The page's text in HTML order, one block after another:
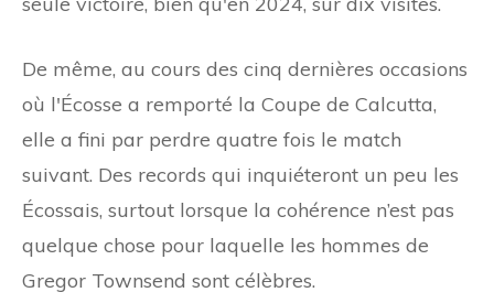
De même, au cours des cinq dernières occasions
où l'Écosse a remporté la Coupe de Calcutta,
elle a fini par perdre quatre fois le match
suivant. Des records qui inquiéteront un peu les
Écossais, surtout lorsque la cohérence n’est pas
quelque chose pour laquelle les hommes de
Gregor Townsend sont célèbres.